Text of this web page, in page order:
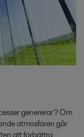
genererar? Om
atmosfären går
att förbättra